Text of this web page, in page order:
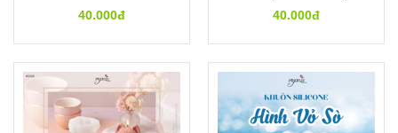
(DE10-S)
40.000đ
TRƠN 2 - DE15)
40.000đ